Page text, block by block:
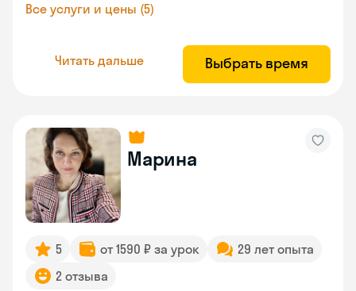
Все услуги и цены (5)
Читать дальше Выбрать время
Марина
5 от 1590 ₽ за урок
29 лет опыта
2 отзыва